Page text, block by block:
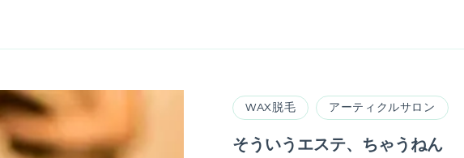
WAX脱毛 アーティクルサロン
そういうエステ、ちゃうねん